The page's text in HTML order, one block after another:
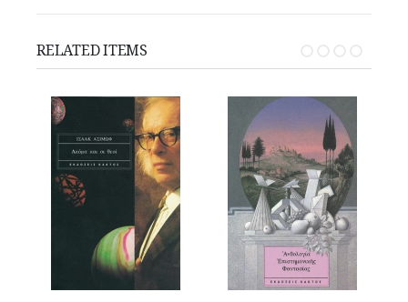
RELATED ITEMS